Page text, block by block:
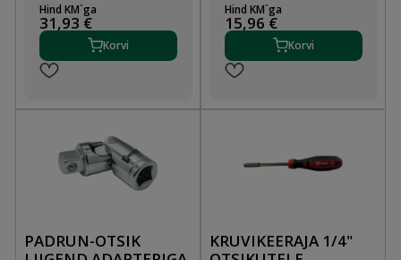
Hind KM`ga
31,93 €
Korvi
Hind KM`ga
15,96 €
Korvi
PADRUN-OTSIK
KRUVIKEERAJA 1/4"